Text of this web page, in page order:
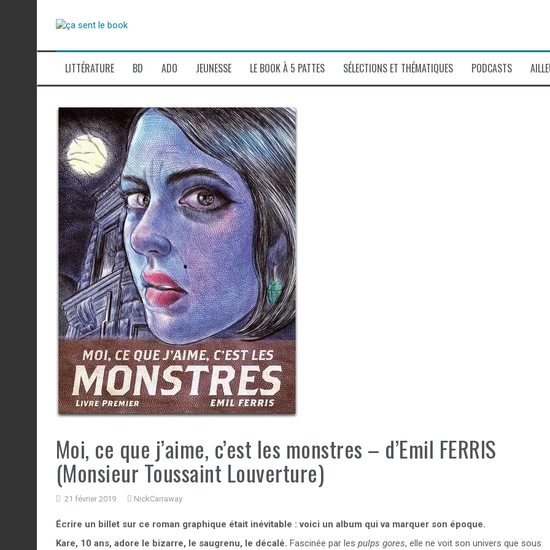
LITTÉRATURE BD ADO JEUNESSE LE BOOK À 5 PATTES SÉLECTIONS ET THÉMATIQUES PODCASTS
Moi, ce que j’aime, c’est les monstres – d’Emil FERRIS
(Monsieur Toussaint Louverture)
21 février 2019 NickCarraway
Écrire un billet sur ce roman graphique était inévitable : voici un album qui va marquer son époque.
Kare, 10 ans, adore le bizarre, le saugrenu, le décalé. Fascinée par les pulps gores, elle ne voit son univers que sous